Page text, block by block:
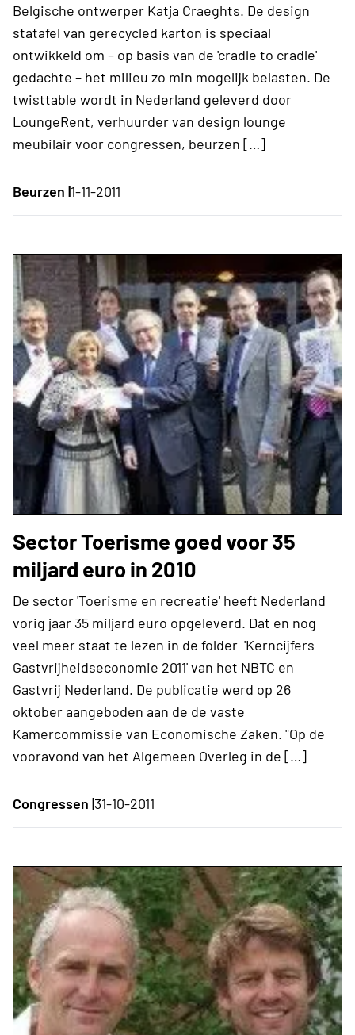
Belgische ontwerper Katja Craeghts. De design
statafel van gerecycled karton is speciaal
ontwikkeld om – op basis van de 'cradle to cradle'
gedachte – het milieu zo min mogelijk belasten. De
twisttable wordt in Nederland geleverd door
LoungeRent, verhuurder van design lounge
meubilair voor congressen, beurzen […]
Beurzen |1-11-2011
Sector Toerisme goed voor 35
miljard euro in 2010
De sector 'Toerisme en recreatie' heeft Nederland
vorig jaar 35 miljard euro opgeleverd. Dat en nog
veel meer staat te lezen in de folder 'Kerncijfers
Gastvrijheidseconomie 2011' van het NBTC en
Gastvrij Nederland. De publicatie werd op 26
oktober aangeboden aan de de vaste
Kamercommissie van Economische Zaken. "Op de
vooravond van het Algemeen Overleg in de […]
Congressen |31-10-2011